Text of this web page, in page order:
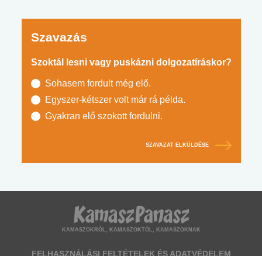
Szavazás
Szoktál lesni vagy puskázni dolgozatíráskor?
Sohasem fordult még elő.
Egyszer-kétszer volt már rá példa.
Gyakran elő szokott fordulni.
SZAVAZAT ELKÜLDÉSE
KAMASZOKRÓL, KAMASZOKTÓL, KAMASZOKNAK
FELHASZNÁLÁSI FELTÉTELEK ÉS ADATVÉDELEM